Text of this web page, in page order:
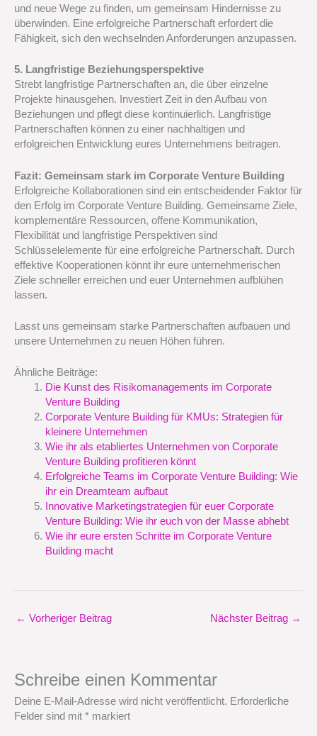
und neue Wege zu finden, um gemeinsam Hindernisse zu
überwinden. Eine erfolgreiche Partnerschaft erfordert die
Fähigkeit, sich den wechselnden Anforderungen anzupassen.
5. Langfristige Beziehungsperspektive
Strebt langfristige Partnerschaften an, die über einzelne
Projekte hinausgehen. Investiert Zeit in den Aufbau von
Beziehungen und pflegt diese kontinuierlich. Langfristige
Partnerschaften können zu einer nachhaltigen und
erfolgreichen Entwicklung eures Unternehmens beitragen.
Fazit: Gemeinsam stark im Corporate Venture Building
Erfolgreiche Kollaborationen sind ein entscheidender Faktor für
den Erfolg im Corporate Venture Building. Gemeinsame Ziele,
komplementäre Ressourcen, offene Kommunikation,
Flexibilität und langfristige Perspektiven sind
Schlüsselelemente für eine erfolgreiche Partnerschaft. Durch
effektive Kooperationen könnt ihr eure unternehmerischen
Ziele schneller erreichen und euer Unternehmen aufblühen
lassen.
Lasst uns gemeinsam starke Partnerschaften aufbauen und
unsere Unternehmen zu neuen Höhen führen.
Ähnliche Beiträge:
Die Kunst des Risikomanagements im Corporate
Venture Building
Corporate Venture Building für KMUs: Strategien für
kleinere Unternehmen
Wie ihr als etabliertes Unternehmen von Corporate
Venture Building profitieren könnt
Erfolgreiche Teams im Corporate Venture Building: Wie
ihr ein Dreamteam aufbaut
Innovative Marketingstrategien für euer Corporate
Venture Building: Wie ihr euch von der Masse abhebt
Wie ihr eure ersten Schritte im Corporate Venture
Building macht
← Vorheriger Beitrag Nächster Beitrag →
Schreibe einen Kommentar
Deine E-Mail-Adresse wird nicht veröffentlicht. Erforderliche
Felder sind mit * markiert